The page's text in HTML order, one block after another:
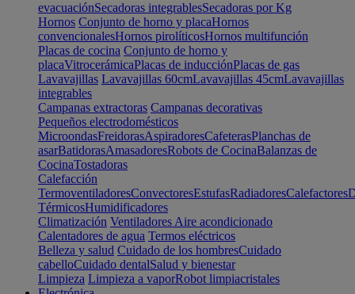
evacuaciónSecadoras integrablesSecadoras por Kg
Hornos Conjunto de horno y placaHornos
convencionalesHornos pirolíticosHornos multifunción
Placas de cocina Conjunto de horno y
placaVitrocerámicaPlacas de inducciónPlacas de gas
Lavavajillas Lavavajillas 60cmLavavajillas 45cmLavavajillas
integrables
Campanas extractoras Campanas decorativas
Pequeños electrodomésticos
MicroondasFreidorasAspiradoresCafeterasPlanchas de
asarBatidorasAmasadoresRobots de CocinaBalanzas de
CocinaTostadoras
Calefacción
TermoventiladoresConvectoresEstufasRadiadoresCalefactores
TérmicosHumidificadores
Climatización Ventiladores Aire acondicionado
Calentadores de agua Termos eléctricos
Belleza y salud Cuidado de los hombresCuidado
cabelloCuidado dentalSalud y bienestar
Limpieza Limpieza a vaporRobot limpiacristales